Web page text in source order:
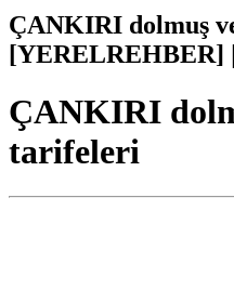
ÇANKIRI dolmuş
[YERELREHBER]
ÇANKIRI
tarifeleri